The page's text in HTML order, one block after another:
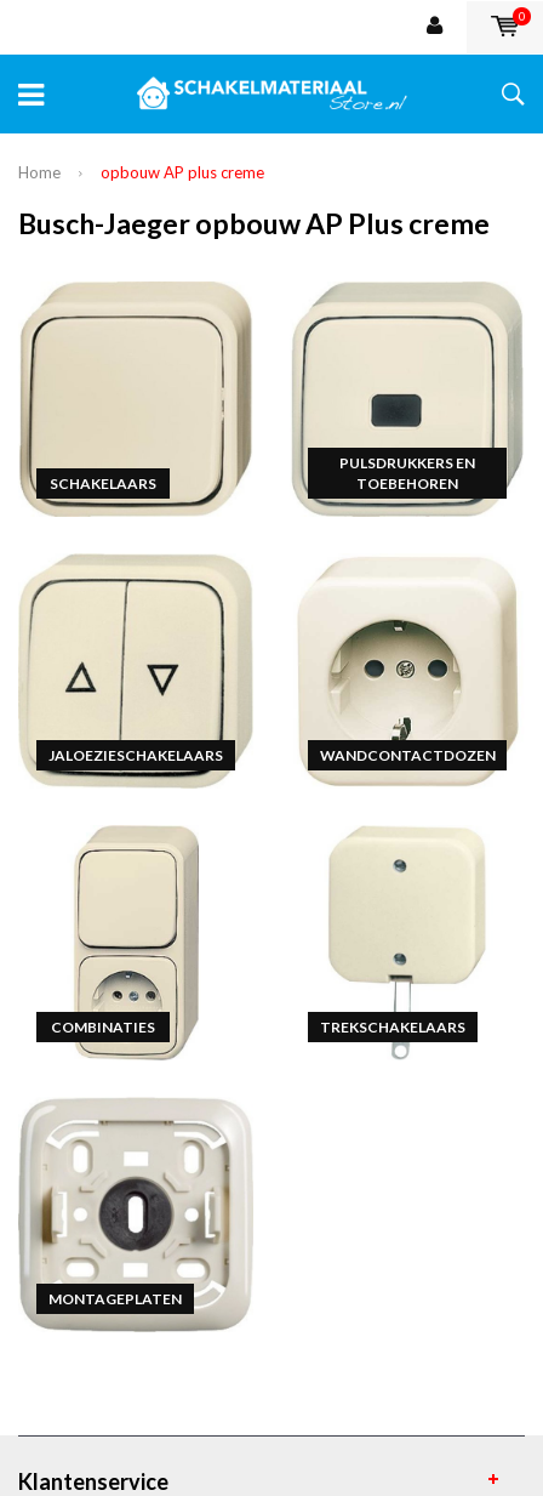
0
Home opbouw AP plus creme
Busch-Jaeger opbouw AP Plus creme
SCHAKELAARS
PULSDRUKKERS EN
TOEBEHOREN
JALOEZIESCHAKELAARS WANDCONTACTDOZEN
COMBINATIES TREKSCHAKELAARS
MONTAGEPLATEN
Klantenservice